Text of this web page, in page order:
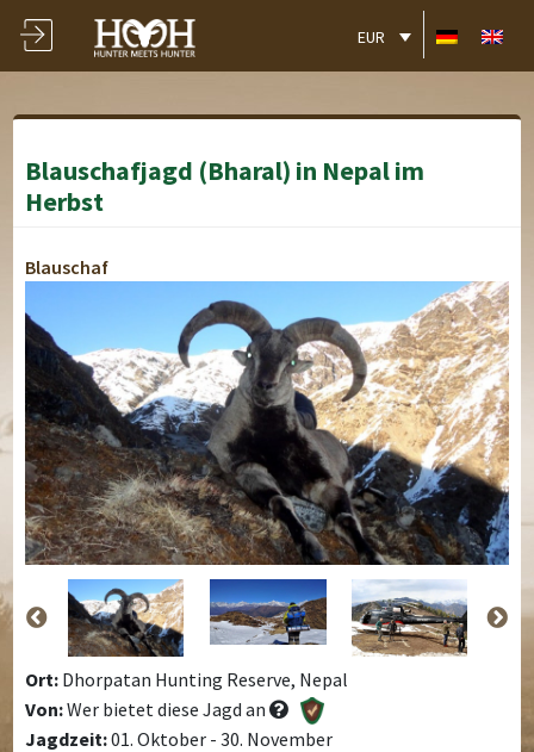
EUR
Blauschafjagd (Bharal) in Nepal im
Herbst
Blauschaf
Ort: Dhorpatan Hunting Reserve, Nepal
Von:Wer bietet diese Jagd an
Jagdzeit:01. Oktober - 30. November